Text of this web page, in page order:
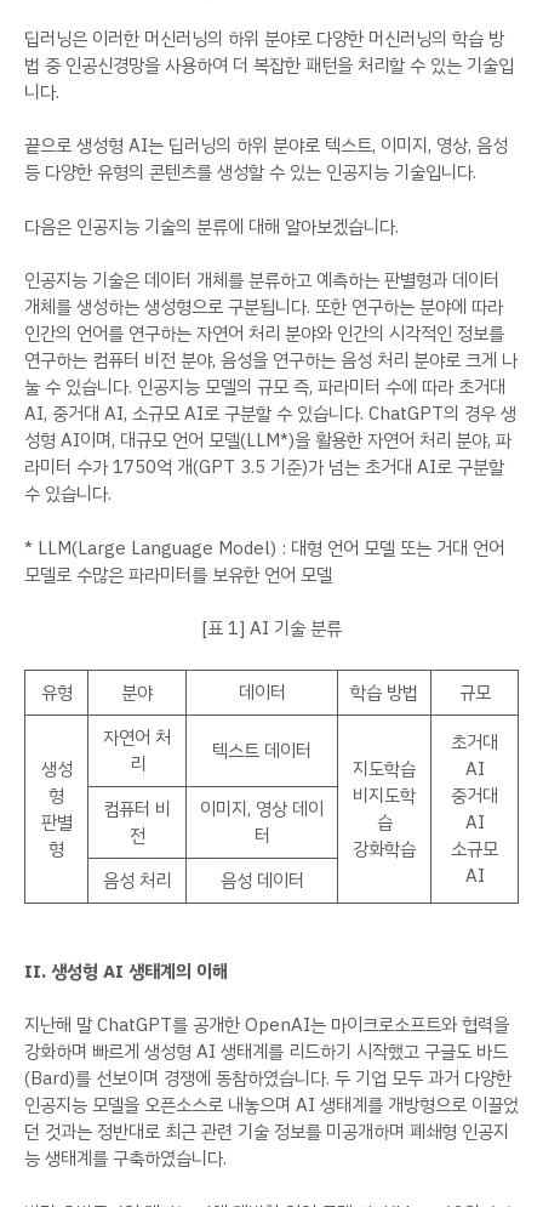
딥러닝은 이러한 머신러닝의 하위 분야로 다양한 머신러닝의 학습 방
법 중 인공신경망을 사용하여 더 복잡한 패턴을 처리할 수 있는 기술입
니다.
끝으로 생성형 AI는 딥러닝의 하위 분야로 텍스트, 이미지, 영상, 음성
등 다양한 유형의 콘텐츠를 생성할 수 있는 인공지능 기술입니다.
다음은 인공지능 기술의 분류에 대해 알아보겠습니다.
인공지능 기술은 데이터 개체를 분류하고 예측하는 판별형과 데이터
개체를 생성하는 생성형으로 구분됩니다. 또한 연구하는 분야에 따라
인간의 언어를 연구하는 자연어 처리 분야와 인간의 시각적인 정보를
연구하는 컴퓨터 비전 분야, 음성을 연구하는 음성 처리 분야로 크게 나
눌 수 있습니다. 인공지능 모델의 규모 즉, 파라미터 수에 따라 초거대
AI, 중거대 AI, 소규모 AI로 구분할 수 있습니다. ChatGPT의 경우 생
성형 AI이며, 대규모 언어 모델(LLM*)을 활용한 자연어 처리 분야, 파
라미터 수가 1750억 개(GPT 3.5 기준)가 넘는 초거대 AI로 구분할
수 있습니다.
* LLM(Large Language Model) : 대형 언어 모델 또는 거대 언어
모델로 수많은 파라미터를 보유한 언어 모델
[표 1] AI 기술 분류
유형 분야 데이터 학습 방법 규모
생성
형
판별
형
자연어 처
리
텍스트 데이터
지도학습
비지도학
습
강화학습
초거대
AI
중거대
AI
소규모
AI
컴퓨터 비
전
이미지, 영상 데이
터
음성 처리
음성 데이터
II. 생성형 AI 생태계의 이해
지난해 말 ChatGPT를 공개한 OpenAI는 마이크로소프트와 협력을
강화하며 빠르게 생성형 AI 생태계를 리드하기 시작했고 구글도 바드
(Bard)를 선보이며 경쟁에 동참하였습니다. 두 기업 모두 과거 다양한
인공지능 모델을 오픈소스로 내놓으며 AI 생태계를 개방형으로 이끌었
던 것과는 정반대로 최근 관련 기술 정보를 미공개하며 폐쇄형 인공지
능 생태계를 구축하였습니다.